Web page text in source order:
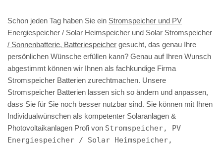
Schon jeden Tag haben Sie ein Stromspeicher und PV
Energiespeicher / Solar Heimspeicher und Solar Stromspeicher
/ Sonnenbatterie, Batteriespeicher gesucht, das genau Ihre
persönlichen Wünsche erfüllen kann? Genau auf Ihren Wunsch
abgestimmt können wir Ihnen als fachkundige Firma
Stromspeicher Batterien zurechtmachen. Unsere
Stromspeicher Batterien lassen sich so ändern und anpassen,
dass Sie für Sie noch besser nutzbar sind. Sie können mit Ihren
Individualwünschen als kompetenter Solaranlagen &
Photovoltaikanlagen Profi von Stromspeicher, PV
Energiespeicher / Solar Heimspeicher,